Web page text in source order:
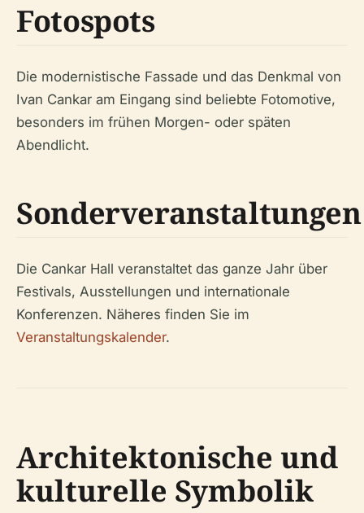
Fotospots
Die modernistische Fassade und das Denkmal von
Ivan Cankar am Eingang sind beliebte Fotomotive,
besonders im frühen Morgen- oder späten
Abendlicht.
Sonderveranstaltungen
Die Cankar Hall veranstaltet das ganze Jahr über
Festivals, Ausstellungen und internationale
Konferenzen. Näheres finden Sie im
Veranstaltungskalender.
Architektonische und
kulturelle Symbolik